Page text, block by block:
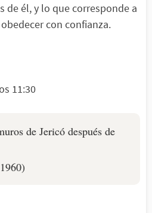
de él, y lo que corresponde a
con confianza.
11:30
de Jericó después de